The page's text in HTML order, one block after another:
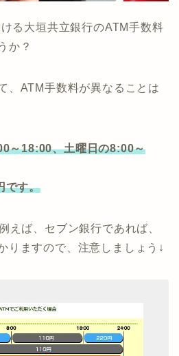
る大垣共立銀行のATM手数料
か？
、ATM手数料が異なることは
～18:00、土曜日の8:00～
です。
えば、セブン銀行であれば、
りますので、注意しましょう↓